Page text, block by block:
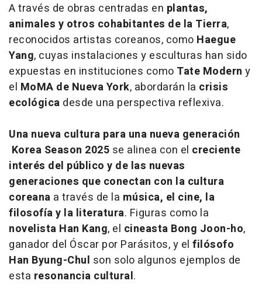
A través de obras centradas en plantas,
animales y otros cohabitantes de la Tierra,
reconocidos artistas coreanos, como Haegue
Yang, cuyas instalaciones y esculturas han sido
expuestas en instituciones como Tate Modern y
el MoMA de Nueva York, abordarán la crisis
ecológica desde una perspectiva reflexiva.
Una nueva cultura para una nueva generación
Korea Season 2025 se alinea con el creciente
interés del público y de las nuevas
generaciones que conectan con la cultura
coreana a través de la música, el cine, la
filosofía y la literatura. Figuras como la
novelista Han Kang, el cineasta Bong Joon-ho,
ganador del Óscar por Parásitos, y el filósofo
Han Byung-Chul son solo algunos ejemplos de
esta resonancia cultural.